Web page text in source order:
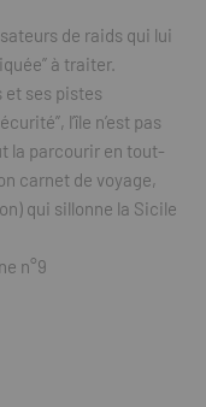
de raids qui lui
à traiter.
et ses pistes
l’île n’est pas
la parcourir en tout-
carnet de voyage,
qui sillonne la Sicile
n°9